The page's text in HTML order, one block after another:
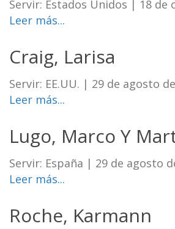
Servir: Estados Unidos | 18 de
Leer más...
Craig, Larisa
Servir: EE.UU. | 29 de agosto
Leer más...
Lugo, Marco Y
Servir: España | 29 de agosto
Leer más...
Roche, Karmann